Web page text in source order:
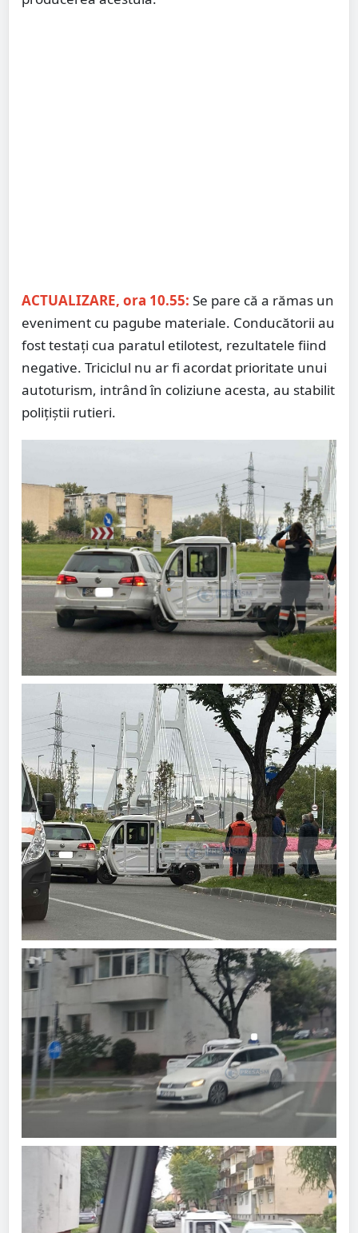
ACTUALIZARE, ora 10.55: Se pare că a rămas un
eveniment cu pagube materiale. Conducătorii au
fost testați cua paratul etilotest, rezultatele fiind
negative. Triciclul nu ar fi acordat prioritate unui
autoturism, intrând în coliziune acesta, au stabilit
polițiștii rutieri.